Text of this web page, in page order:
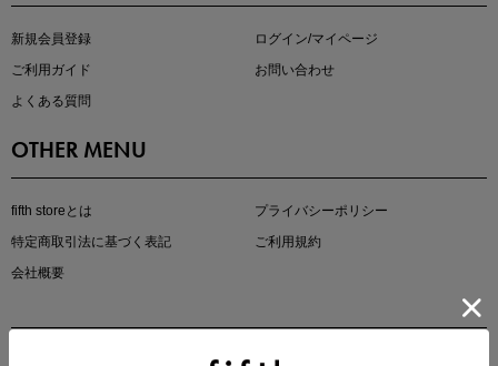
大人の着映えアイテム5選
マストバイアイテム
新規会員登録
ログイン/マイページ
ご利用ガイド
お問い合わせ
よくある質問
OTHER MENU
fifth storeとは
プライバシーポリシー
特定商取引法に基づく表記
ご利用規約
会社概要